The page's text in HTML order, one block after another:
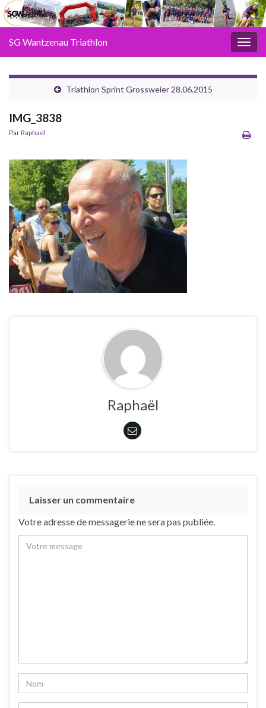
SG Wantzenau Triathlon
Triathlon Sprint Grossweier 28.06.2015
IMG_3838
ParRaphaël
Raphaël
Laisser un commentaire
Votre adresse de messagerie ne sera pas publiée.